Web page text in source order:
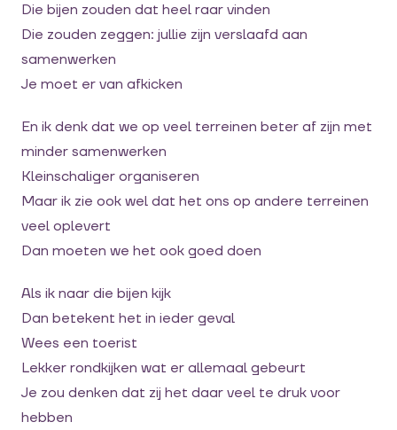
Die bijen zouden dat heel raar vinden
Die zouden zeggen: jullie zijn verslaafd aan
samenwerken
Je moet er van afkicken
En ik denk dat we op veel terreinen beter af zijn met
minder samenwerken
Kleinschaliger organiseren
Maar ik zie ook wel dat het ons op andere terreinen
veel oplevert
Dan moeten we het ook goed doen
Als ik naar die bijen kijk
Dan betekent het in ieder geval
Wees een toerist
Lekker rondkijken wat er allemaal gebeurt
Je zou denken dat zij het daar veel te druk voor
hebben